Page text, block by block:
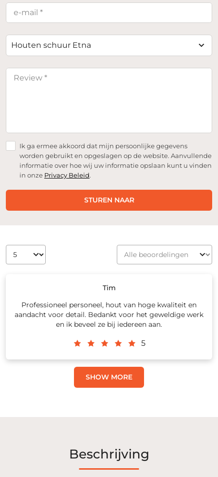
Houten schuur Etna
Ik ga ermee akkoord dat mijn persoonlijke gegevens
worden gebruikt en opgeslagen op de website. Aanvullende
informatie over hoe wij uw informatie opslaan kunt u vinden
in onze Privacy Beleid.
STUREN NAAR
Tim
Professioneel personeel, hout van hoge kwaliteit en
aandacht voor detail. Bedankt voor het geweldige werk
en ik beveel ze bij iedereen aan.
5
SHOW MORE
Beschrijving